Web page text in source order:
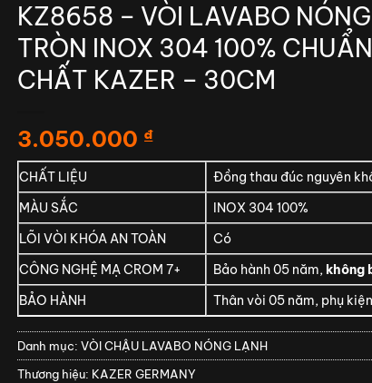
KZ8658 – VÒI LAVABO
TRÒN INOX 304 100%
CHẤT KAZER – 30CM
3.050.000 ₫
CHẤT LIỆU
Đồng thau đúc nguyên
MÀU SẮC
INOX 304 100%
LÕI VÒI KHÓA AN TOÀN
Có
CÔNG NGHỆ MẠ CROM 7+
Bảo hành 05 năm, không
BẢO HÀNH
Thân vòi 05 năm, phụ
Danh mục: VÒI CHẬU LAVABO NÓNG LẠNH
Thương hiệu: KAZER GERMANY